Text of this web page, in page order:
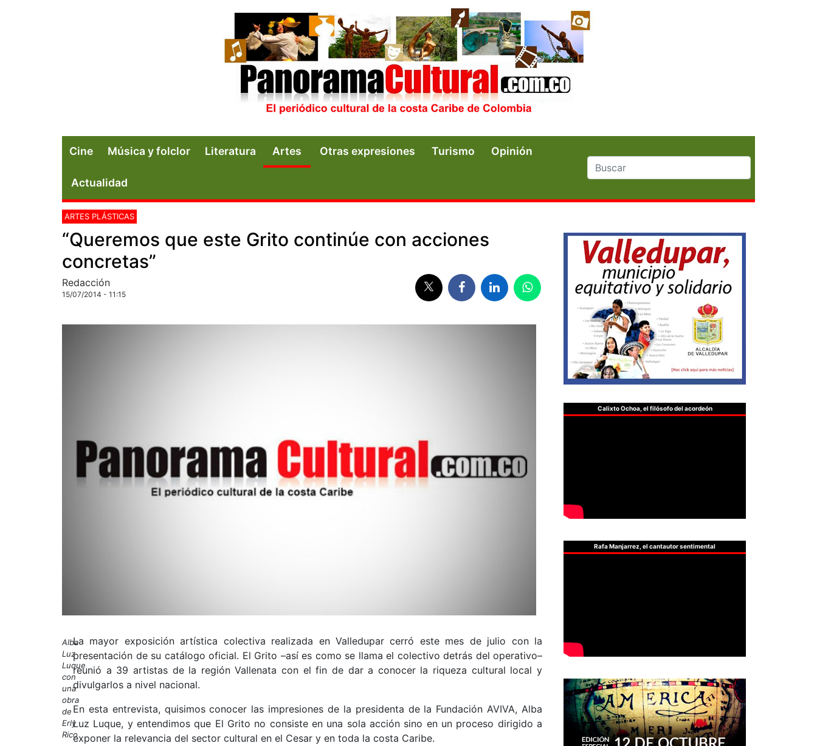
Cine Música y folclor Literatura Artes Otras expresiones Turismo Opinión
Actualidad
ARTES PLÁSTICAS
“Queremos que este Grito continúe con acciones
concretas”
Redacción
15/07/2014 - 11:15
Alba
Luz
Luque
con
una
obra
de
Erly
Rico
La mayor exposición artística colectiva realizada en Valledupar cerró este mes de julio con la
presentación de su catálogo oficial. El Grito –así es como se llama el colectivo detrás del operativo–
reunió a 39 artistas de la región Vallenata con el fin de dar a conocer la riqueza cultural local y
divulgarlos a nivel nacional.
En esta entrevista, quisimos conocer las impresiones de la presidenta de la Fundación AVIVA, Alba
Luz Luque, y entendimos que El Grito no consiste en una sola acción sino en un proceso dirigido a
exponer la relevancia del sector cultural en el Cesar y en toda la costa Caribe.
Calixto Ochoa, el filósofo del acordeón
Rafa Manjarrez, el cantautor sentimental